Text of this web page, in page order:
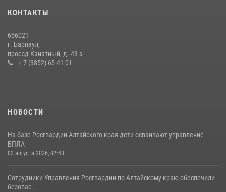
КОНТАКТЫ
656021
г. Барнаул,
проезд Канатный, д. 43 а
+ 7 (3852) 65-41-01
НОВОСТИ
На базе Росгвардии Алтайского края дети осваивают управление
БПЛА
03 августа 2026, 02:43
Сотрудники Управления Росгвардии по Алтайскому краю обеспечили
безопас...